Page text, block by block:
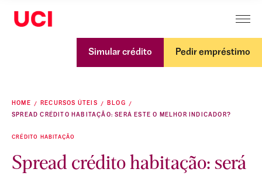
Simular crédito Pedir empréstimo
HOME RECURSOS ÚTEIS
BLOG
SPREAD CRÉDITO HABITAÇÃO: SERÁ ESTE O MELHOR INDICADOR?
CRÉDITO HABITAÇÃO
Spread crédito habitação: será